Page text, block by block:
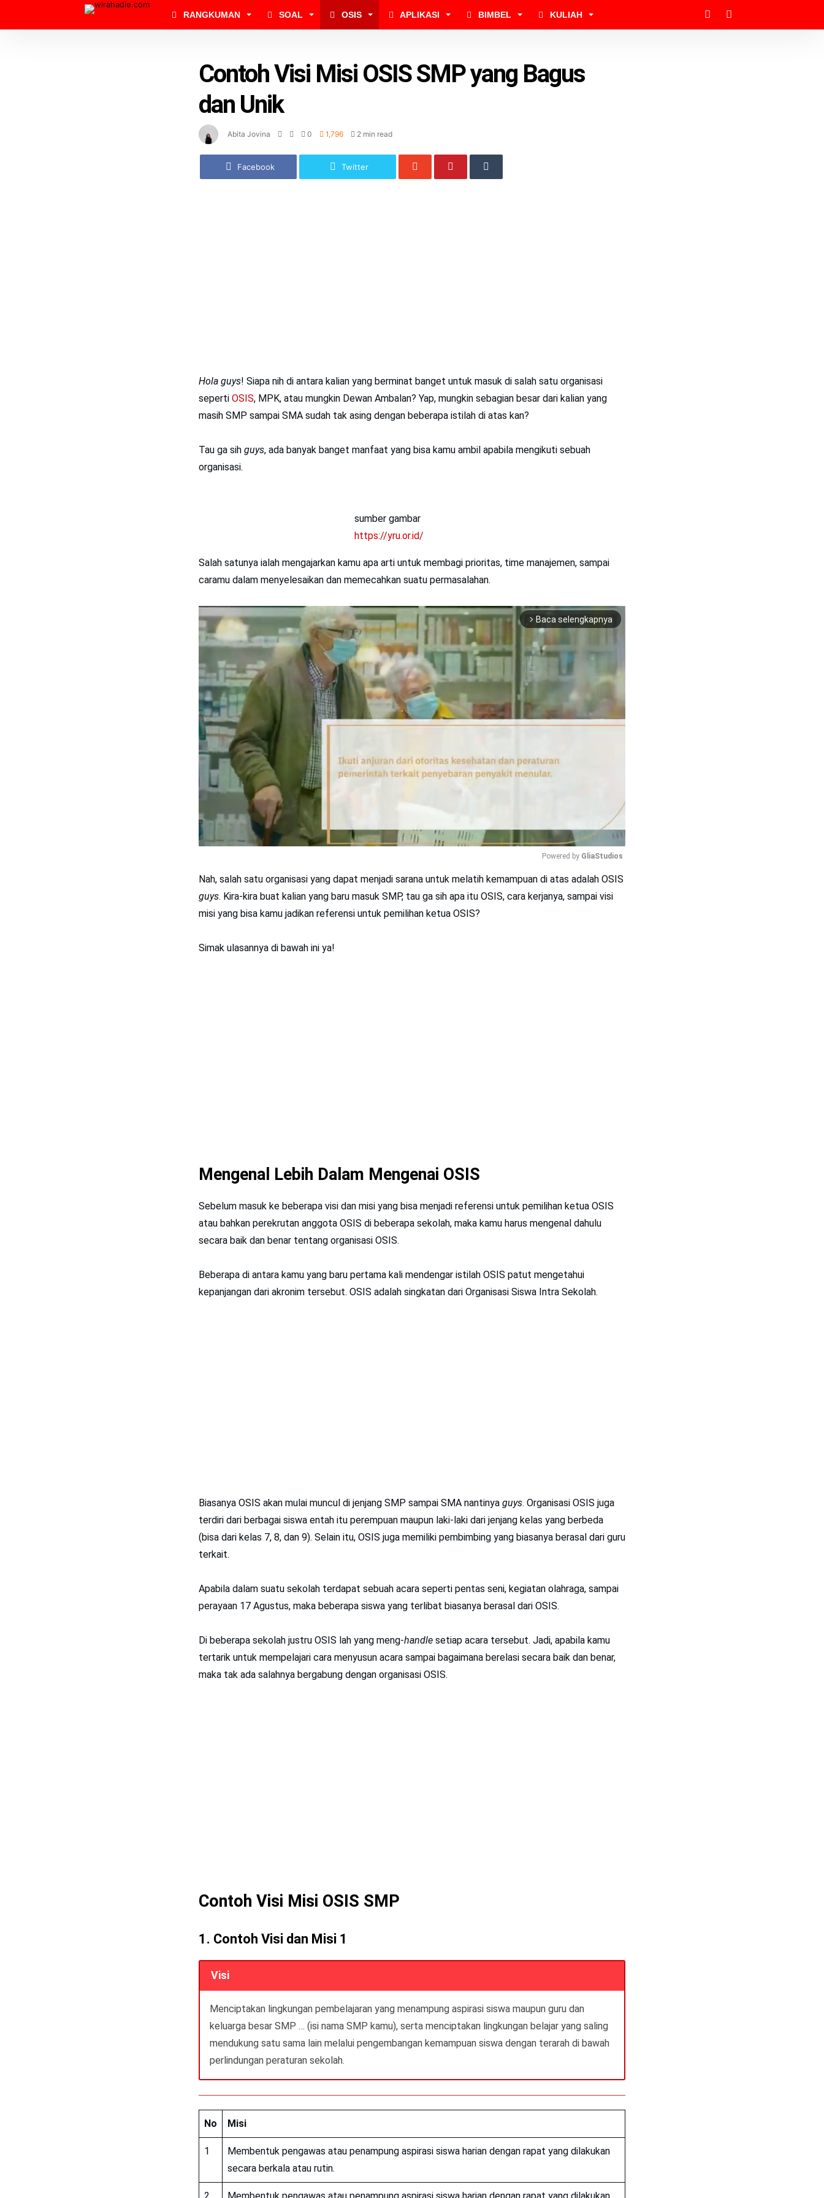
RANGKUMAN SOAL OSIS APLIKASI BIMBEL KULIAH
Contoh Visi Misi OSIS SMP yang Bagus
dan Unik
Abita Jovina 0 1,796 2 min read
Facebook Twitter
Hola guys! Siapa nih di antara kalian yang berminat banget untuk masuk di salah satu organisasi
seperti OSIS, MPK, atau mungkin Dewan Ambalan? Yap, mungkin sebagian besar dari kalian yang
masih SMP sampai SMA sudah tak asing dengan beberapa istilah di atas kan?
Tau ga sih guys, ada banyak banget manfaat yang bisa kamu ambil apabila mengikuti sebuah
organisasi.
sumber gambar
https://yru.or.id/
Salah satunya ialah mengajarkan kamu apa arti untuk membagi prioritas, time manajemen, sampai
caramu dalam menyelesaikan dan memecahkan suatu permasalahan.
arrow_forward_ios Baca selengkapnya
Powered by GliaStudios
Nah, salah satu organisasi yang dapat menjadi sarana untuk melatih kemampuan di atas adalah OSIS
guys. Kira-kira buat kalian yang baru masuk SMP, tau ga sih apa itu OSIS, cara kerjanya, sampai visi
misi yang bisa kamu jadikan referensi untuk pemilihan ketua OSIS?
Simak ulasannya di bawah ini ya!
Mengenal Lebih Dalam Mengenai OSIS
Sebelum masuk ke beberapa visi dan misi yang bisa menjadi referensi untuk pemilihan ketua OSIS
atau bahkan perekrutan anggota OSIS di beberapa sekolah, maka kamu harus mengenal dahulu
secara baik dan benar tentang organisasi OSIS.
Beberapa di antara kamu yang baru pertama kali mendengar istilah OSIS patut mengetahui
kepanjangan dari akronim tersebut. OSIS adalah singkatan dari Organisasi Siswa Intra Sekolah.
Biasanya OSIS akan mulai muncul di jenjang SMP sampai SMA nantinya guys. Organisasi OSIS juga
terdiri dari berbagai siswa entah itu perempuan maupun laki-laki dari jenjang kelas yang berbeda
(bisa dari kelas 7, 8, dan 9). Selain itu, OSIS juga memiliki pembimbing yang biasanya berasal dari guru
terkait.
Apabila dalam suatu sekolah terdapat sebuah acara seperti pentas seni, kegiatan olahraga, sampai
perayaan 17 Agustus, maka beberapa siswa yang terlibat biasanya berasal dari OSIS.
Di beberapa sekolah justru OSIS lah yang meng-handle setiap acara tersebut. Jadi, apabila kamu
tertarik untuk mempelajari cara menyusun acara sampai bagaimana berelasi secara baik dan benar,
maka tak ada salahnya bergabung dengan organisasi OSIS.
Contoh Visi Misi OSIS SMP
1. Contoh Visi dan Misi 1
Visi
Menciptakan lingkungan pembelajaran yang menampung aspirasi siswa maupun guru dan
keluarga besar SMP … (isi nama SMP kamu), serta menciptakan lingkungan belajar yang saling
mendukung satu sama lain melalui pengembangan kemampuan siswa dengan terarah di bawah
perlindungan peraturan sekolah.
No Misi
1
Membentuk pengawas atau penampung aspirasi siswa harian dengan rapat yang dilakukan
secara berkala atau rutin.